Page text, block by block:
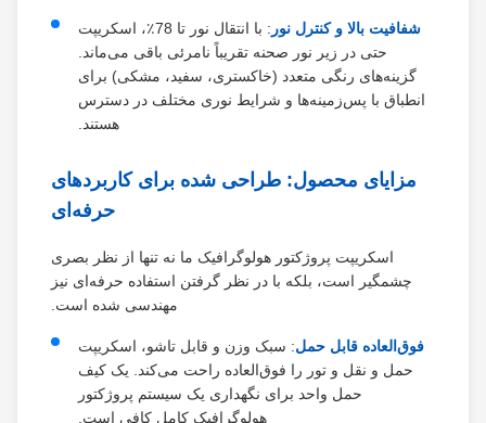
شفافیت بالا و کنترل نور
: با انتقال نور تا 78٪، اسکریپت
حتی در زیر نور صحنه تقریباً نامرئی باقی می‌ماند.
گزینه‌های رنگی متعدد (خاکستری، سفید، مشکی) برای
انطباق با پس‌زمینه‌ها و شرایط نوری مختلف در دسترس
هستند.
مزایای محصول: طراحی شده برای کاربردهای
حرفه‌ای
اسکریپت پروژکتور هولوگرافیک ما نه تنها از نظر بصری
چشمگیر است، بلکه با در نظر گرفتن استفاده حرفه‌ای نیز
مهندسی شده است.
فوق‌العاده قابل حمل : سبک وزن و قابل تاشو، اسکریپت
حمل و نقل و تور را فوق‌العاده راحت می‌کند. یک کیف
حمل واحد برای نگهداری یک سیستم پروژکتور
هولوگرافیک کامل کافی است.